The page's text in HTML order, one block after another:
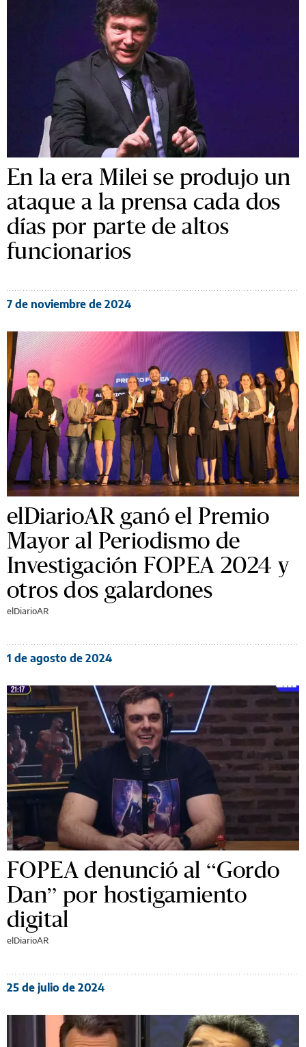
En la era Milei se produjo un
ataque a la prensa cada dos
días por parte de altos
funcionarios
7 de noviembre de 2024
elDiarioAR ganó el Premio
Mayor al Periodismo de
Investigación FOPEA 2024 y
otros dos galardones
elDiarioAR
1 de agosto de 2024
FOPEA denunció al “Gordo
Dan” por hostigamiento
digital
elDiarioAR
25 de julio de 2024